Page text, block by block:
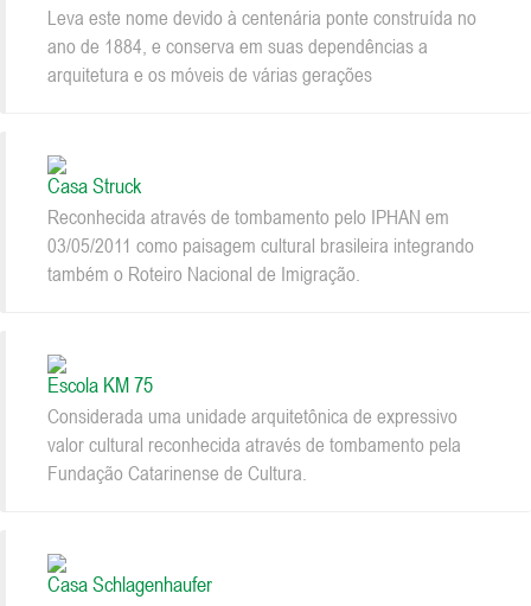
Leva este nome devido à centenária ponte construída no
ano de 1884, e conserva em suas dependências a
arquitetura e os móveis de várias gerações
Casa Struck
Reconhecida através de tombamento pelo IPHAN em
03/05/2011 como paisagem cultural brasileira integrando
também o Roteiro Nacional de Imigração.
Escola KM 75
Considerada uma unidade arquitetônica de expressivo
valor cultural reconhecida através de tombamento pela
Fundação Catarinense de Cultura.
Casa Schlagenhaufer